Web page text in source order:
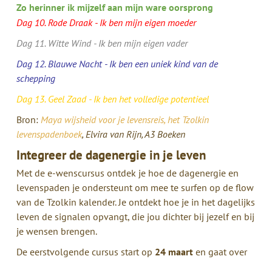
Zo herinner ik mijzelf aan mijn ware oorsprong
Dag 10. Rode Draak - Ik ben mijn eigen moeder
Dag 11. Witte Wind - Ik ben mijn eigen vader
Dag 12. Blauwe Nacht - Ik ben een uniek kind van de
schepping
Dag 13. Geel Zaad - Ik ben het volledige potentieel
Bron: Maya wijsheid voor je levensreis, het Tzolkin
levenspadenboek, Elvira van Rijn, A3 Boeken
Integreer de dagenergie in je leven
Met de e-wenscursus ontdek je hoe de dagenergie en
levenspaden je ondersteunt om mee te surfen op de flow
van de Tzolkin kalender. Je ontdekt hoe je in het dagelijks
leven de signalen opvangt, die jou dichter bij jezelf en bij
je wensen brengen.
De eerstvolgende cursus start op 24 maarten gaat over